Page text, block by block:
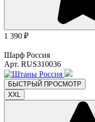
1 390 ₽
Шарф Россия
Арт. RUS310036
БЫСТРЫЙ ПРОСМОТР
XXL